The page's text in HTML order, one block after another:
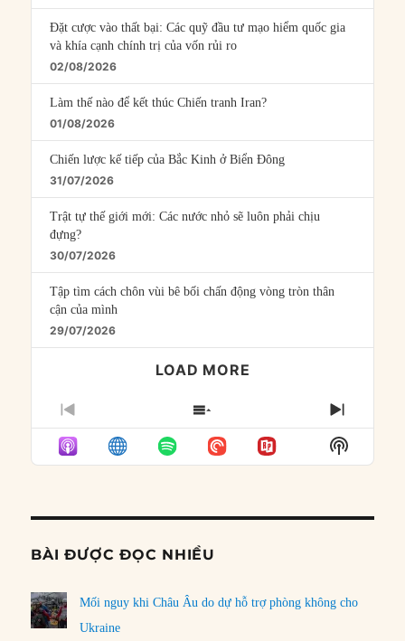
Đặt cược vào thất bại: Các quỹ đầu tư mạo hiểm quốc gia
và khía cạnh chính trị của vốn rủi ro
02/08/2026
Làm thế nào để kết thúc Chiến tranh Iran?
01/08/2026
Chiến lược kế tiếp của Bắc Kinh ở Biển Đông
31/07/2026
Trật tự thế giới mới: Các nước nhỏ sẽ luôn phải chịu
đựng?
30/07/2026
Tập tìm cách chôn vùi bê bối chấn động vòng tròn thân
cận của mình
29/07/2026
LOAD MORE
PREVIOUS
EPISODE
SHOW
EPISODES
LIST
NEXT
Show
Podcast
BÀI ĐƯỢC ĐỌC NHIỀU
Mối nguy khi Châu Âu do dự hỗ trợ phòng không cho
Ukraine